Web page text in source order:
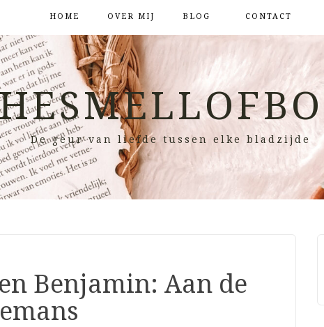
HOME OVER MIJ BLOG CONTACT
De geur van liefde tussen elke bladzijde
Benjamin: Aan de